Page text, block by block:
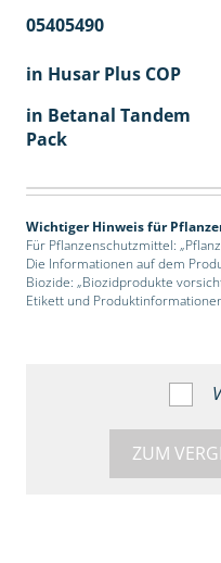
05405490
in Husar Plus COP
in Betanal Tandem
Pack
Wichtiger Hinweis für
Für Pflanzenschutzmittel:
Die Informationen auf dem
Biozide: „Biozidprodukte
Etikett und
ZUM